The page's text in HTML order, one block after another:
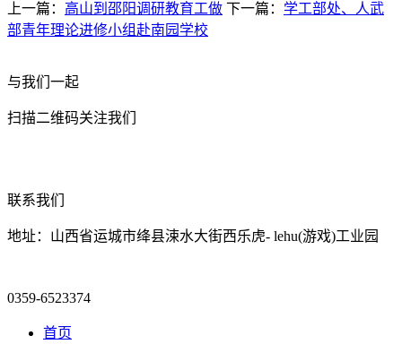
上一篇： 高山到邵阳调研教育工做 下一篇： 学工部处、人武
部青年理论进修小组赴南园学校
与我们一起
扫描二维码关注我们
联系我们
地址：山西省运城市绛县涑水大街西乐虎- lehu(游戏)工业园
0359-6523374
首页